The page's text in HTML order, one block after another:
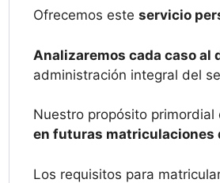
Ofrecemos este servicio
Analizaremos cada caso al
administración integral del
Nuestro propósito
en futuras matriculaciones
Los requisitos para